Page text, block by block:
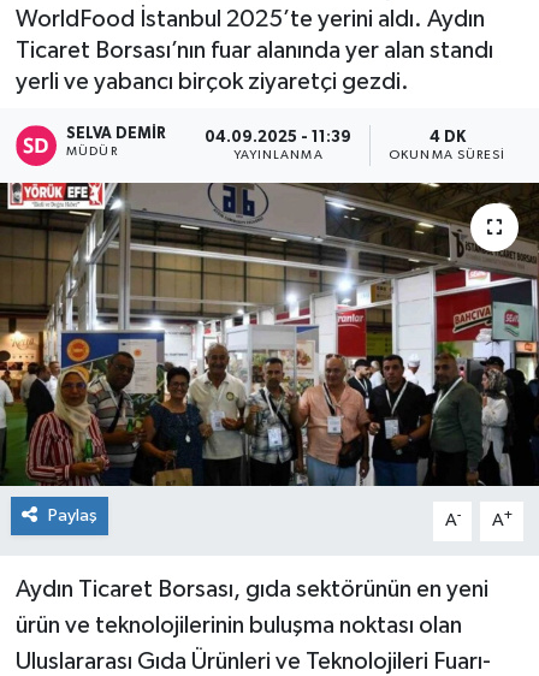
WorldFood İstanbul 2025’te yerini aldı. Aydın
Ticaret Borsası’nın fuar alanında yer alan standı
yerli ve yabancı birçok ziyaretçi gezdi.
SELVA DEMIR
MÜDÜR
04.09.2025 - 11:39
YAYINLANMA
4 DK
OKUNMA SÜRESI
Paylaş A- A+
Aydın Ticaret Borsası, gıda sektörünün en yeni
ürün ve teknolojilerinin buluşma noktası olan
Uluslararası Gıda Ürünleri ve Teknolojileri Fuarı-